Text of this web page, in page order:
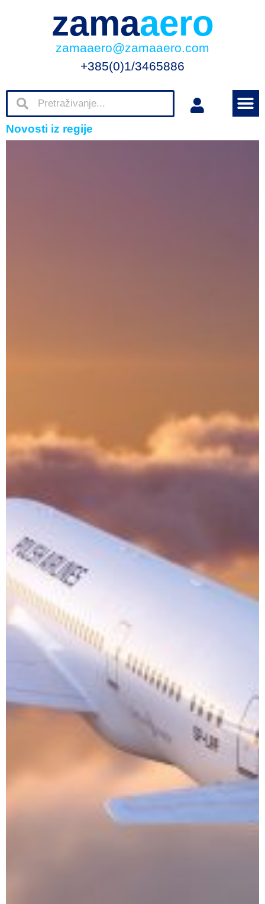
zamaaero
zamaaero@zamaaero.com
+385(0)1/3465886
Novosti iz regije